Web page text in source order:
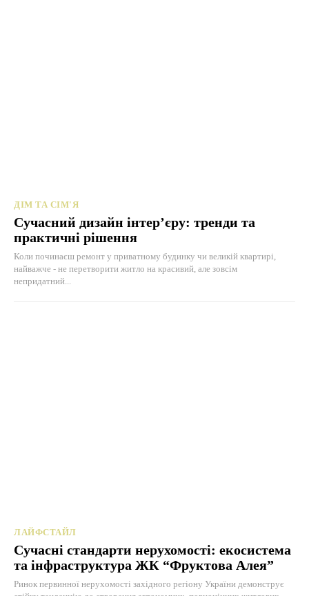
ДІМ ТА СІМ'Я
Сучасний дизайн інтер’єру: тренди та
практичні рішення
Коли починаєш ремонт у приватному будинку чи великій квартирі,
найважче - не перетворити житло на красивий, але зовсім
непридатний...
ЛАЙФСТАЙЛ
Сучасні стандарти нерухомості: екосистема
та інфраструктура ЖК “Фруктова Алея”
Ринок первинної нерухомості західного регіону України демонструє